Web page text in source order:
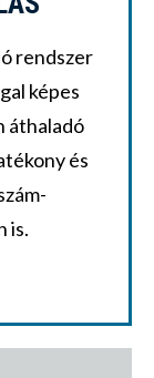
rendszer
képes
áthaladó
és
is.